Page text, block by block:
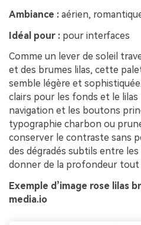
Ambiance : aérien,
Idéal pour : pour interfaces
Comme un lever de soleil
et des brumes lilas, cette
semble légère et
clairs pour les fonds et le
navigation et les boutons
typographie charbon ou
conserver le contraste sans
des dégradés subtils entre
donner de la profondeur tout
Exemple d’image rose lilas
media.io